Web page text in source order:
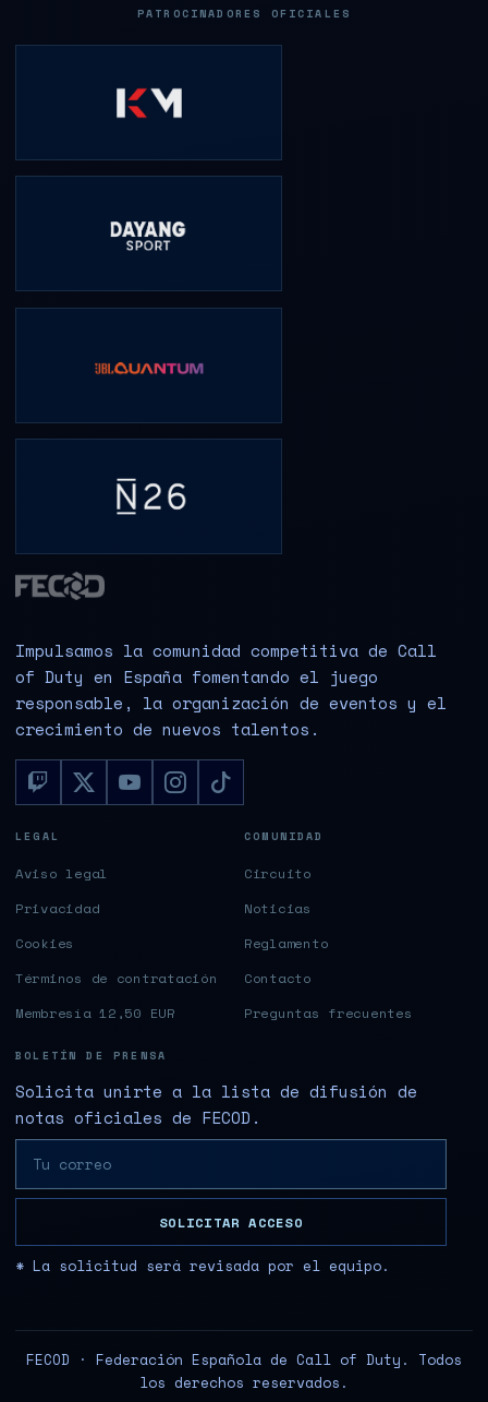
PATROCINADORES OFICIALES
Impulsamos la comunidad competitiva de Call
of Duty en España fomentando el juego
responsable, la organización de eventos y el
crecimiento de nuevos talentos.
LEGAL
Aviso legal
Privacidad
Cookies
Términos de contratación
Membresía 12,50 EUR
COMUNIDAD
Circuito
Noticias
Reglamento
Contacto
Preguntas frecuentes
BOLETÍN DE PRENSA
Solicita unirte a la lista de difusión de
notas oficiales de FECOD.
SOLICITAR ACCESO
* La solicitud será revisada por el equipo.
FECOD · Federación Española de Call of Duty. Todos
los derechos reservados.